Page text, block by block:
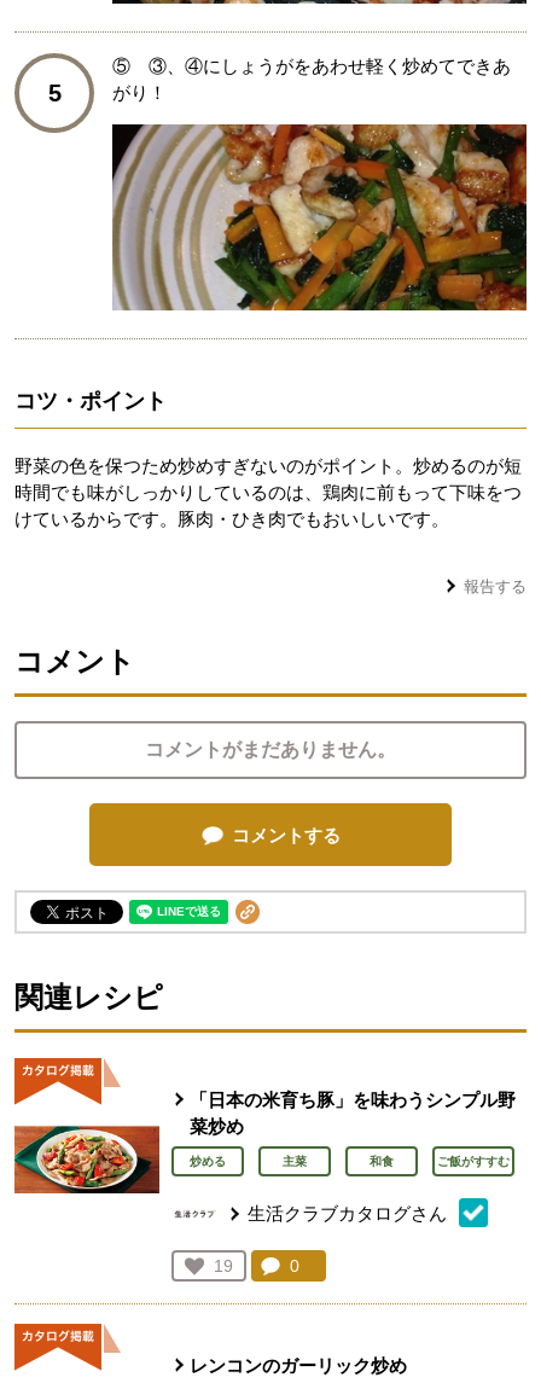
5
⑤ ③、④にしょうがをあわせ軽く炒めてできあ
がり！
コツ・ポイント
野菜の色を保つため炒めすぎないのがポイント。炒めるのが短
時間でも味がしっかりしているのは、鶏肉に前もって下味をつ
けているからです。豚肉・ひき肉でもおいしいです。
報告する
コメント
コメントがまだありません。
コメントする
関連レシピ
「日本の米育ち豚」を味わうシンプル野
菜炒め
炒める 主菜 和食 ご飯がすすむ
生活クラブカタログさん
お気に入り登録：
19
人が登録
コメント：
0
レンコンのガーリック炒め